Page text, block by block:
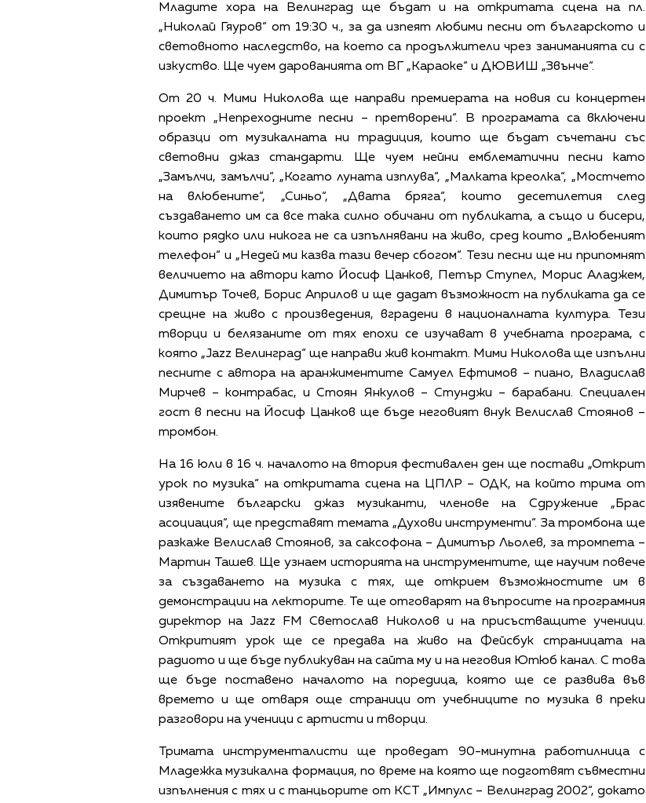
Младите хора на Велинград ще бъдат и на откритата сцена на пл.
„Николай Гяуров“ от 19:30 ч., за да изпеят любими песни от българското и
световното наследство, на което са продължители чрез заниманията си с
изкуство. Ще чуем дарованията от ВГ „Караоке“ и ДЮВИШ „Звънче“.
От 20 ч. Мими Николова ще направи премиерата на новия си концертен
проект „Непреходните песни – претворени“. В програмата са включени
образци от музикалната ни традиция, които ще бъдат съчетани със
световни джаз стандарти. Ще чуем нейни емблематични песни като
„Замълчи, замълчи“, „Когато луната изплува“, „Малката креолка“, „Мостчето
на влюбените“, „Синьо“, „Двата бряга“, които десетилетия след
създаването им са все така силно обичани от публиката, а също и бисери,
които рядко или никога не са изпълнявани на живо, сред които „Влюбеният
телефон“ и „Недей ми казва тази вечер сбогом“. Тези песни ще ни припомнят
величието на автори като Йосиф Цанков, Петър Ступел, Морис Аладжем,
Димитър Точев, Борис Априлов и ще дадат възможност на публиката да се
срещне на живо с произведения, вградени в националната култура. Тези
творци и белязаните от тях епохи се изучават в учебната програма, с
която „Jazz Велинград“ ще направи жив контакт. Мими Николова ще изпълни
песните с автора на аранжиментите Самуел Ефтимов – пиано, Владислав
Мирчев – контрабас, и Стоян Янкулов – Стунджи – барабани. Специален
гост в песни на Йосиф Цанков ще бъде неговият внук Велислав Стоянов –
тромбон.
На 16 юли в 16 ч. началото на втория фестивален ден ще постави „Открит
урок по музика“ на откритата сцена на ЦПЛР – ОДК, на който трима от
изявените български джаз музиканти, членове на Сдружение „Брас
асоциация“, ще представят темата „Духови инструменти“. За тромбона ще
разкаже Велислав Стоянов, за саксофона – Димитър Льолев, за тромпета –
Мартин Ташев. Ще узнаем историята на инструментите, ще научим повече
за създаването на музика с тях, ще открием възможностите им в
демонстрации на лекторите. Те ще отговарят на въпросите на програмния
директор на Jazz FM Светослав Николов и на присъстващите ученици.
Откритият урок ще се предава на живо на Фейсбук страницата на
радиото и ще бъде публикуван на сайта му и на неговия Ютюб канал. С това
ще бъде поставено началото на поредица, която ще се развива във
времето и ще отваря още страници от учебниците по музика в преки
разговори на ученици с артисти и творци.
Тримата инструменталисти ще проведат 90-минутна работилница с
Младежка музикална формация, по време на която ще подготвят съвместни
изпълнения с тях и с танцьорите от КСТ „Импулс – Велинград 2002“, докато